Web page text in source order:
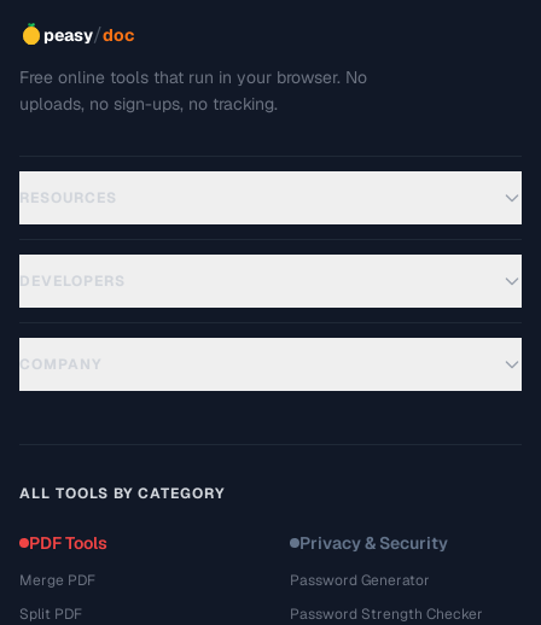
peasy/doc
Free online tools that run in your browser. No
uploads, no sign-ups, no tracking.
RESOURCES
DEVELOPERS
COMPANY
ALL TOOLS BY CATEGORY
PDF Tools
Merge PDF
Split PDF
Privacy & Security
Password Generator
Password Strength Checker